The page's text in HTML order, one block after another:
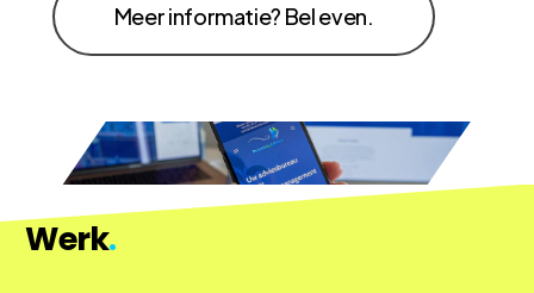
Meer informatie? Bel even.
Werk.